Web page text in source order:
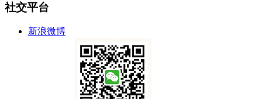
社交平台
新浪微博